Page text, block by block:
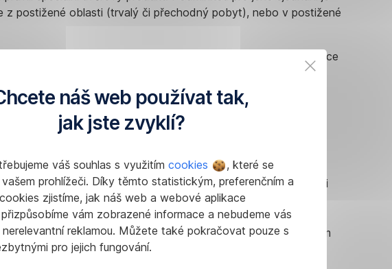
z postižené oblasti (trvalý či přechodný pobyt), nebo v postižené
, nebo se zastavte, až vám to situace dovolí, v nejbližší pobočce
stavebka
, ale i zrychlený proces (tzv. rychlá výplata). Při rychlé
od doby, kdy se k nám vaše výpověď dostane. Při výpovědi
na které si spoříte méně než 6 let, vyplatíme vám naspořené
přiznanou státní podporu. Když ukončíte smlouvu, na
nepřijdete. Za předčasný výběr nebo rychlou výplatu vám
náš web používat tak,
jak jste zvyklí?
váš souhlas s využitím cookies
, které se
prohlížeči. Díky těmto statistickým, preferenčním a
zjistíme, jak náš web a webové aplikace
vám zobrazené informace a nebudeme vás
reklamou. Můžete také pokračovat pouze s
pro jejich fungování.